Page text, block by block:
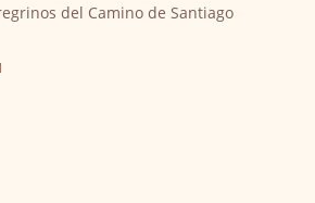
del Camino de Santiago